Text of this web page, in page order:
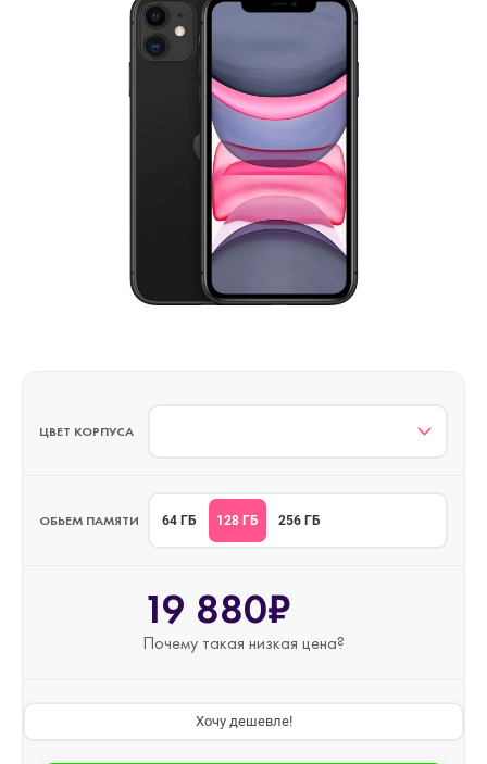
ЦВЕТ КОРПУСА
ОБЬЕМ ПАМЯТИ 64 ГБ 128 ГБ 256 ГБ
19 880₽
Почему такая низкая цена?
Хочу дешевле!